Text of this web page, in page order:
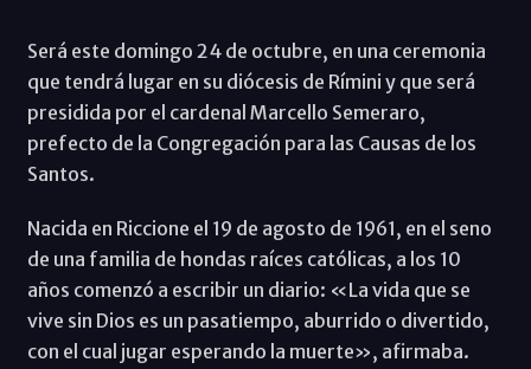
Será este domingo 24 de octubre, en una ceremonia
que tendrá lugar en su diócesis de Rímini y que será
presidida por el cardenal Marcello Semeraro,
prefecto de la Congregación para las Causas de los
Santos.
Nacida en Riccione el 19 de agosto de 1961, en el seno
de una familia de hondas raíces católicas, a los 10
años comenzó a escribir un diario: «La vida que se
vive sin Dios es un pasatiempo, aburrido o divertido,
con el cual jugar esperando la muerte», afirmaba.